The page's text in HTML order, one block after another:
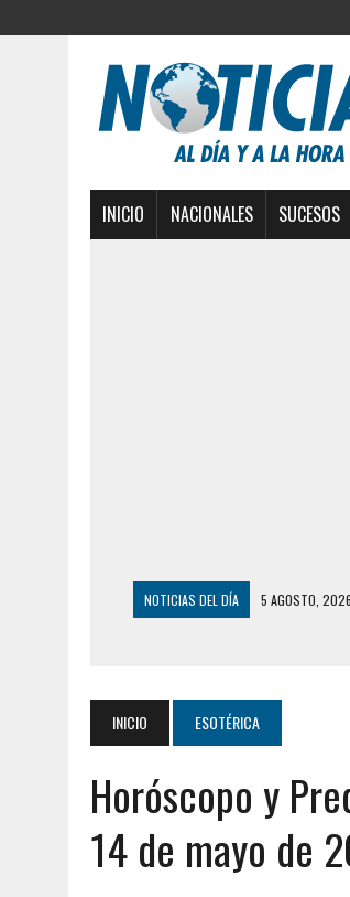
INICIO NACIONALES SUCESOS
NOTICIAS DEL DÍA 5 AGOSTO, 2026
EDIFICIO PETUNIA
3 AGOSTO, 2026 | YARACUY:
2 AGOSTO, 2026
AYUDABA A
2 AGOSTO, 2026
|
COLAPSÓ
2 AGOSTO, 2026 | FALCÓN: MUJER
INICIO ESOTÉRICA
Horóscopo y
14 de mayo de